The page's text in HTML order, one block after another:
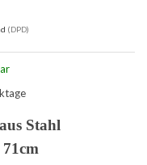
(DPD)
Stahl